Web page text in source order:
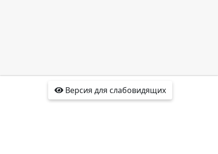
Версия для слабовидящих